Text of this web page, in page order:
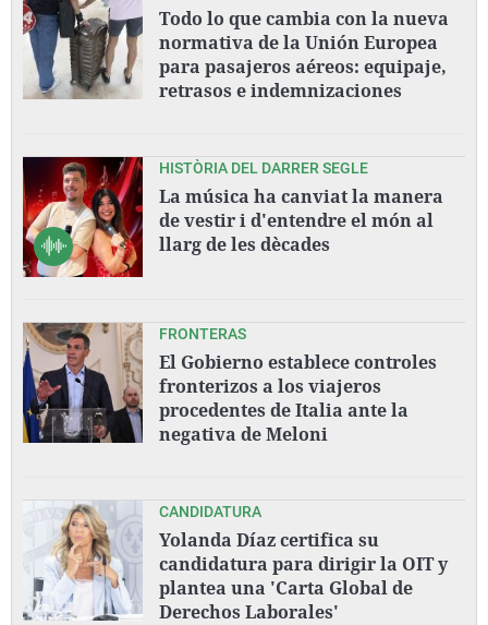
Todo lo que cambia con la nueva
normativa de la Unión Europea
para pasajeros aéreos: equipaje,
retrasos e indemnizaciones
HISTÒRIA DEL DARRER SEGLE
La música ha canviat la manera
de vestir i d'entendre el món al
llarg de les dècades
FRONTERAS
El Gobierno establece controles
fronterizos a los viajeros
procedentes de Italia ante la
negativa de Meloni
CANDIDATURA
Yolanda Díaz certifica su
candidatura para dirigir la OIT y
plantea una 'Carta Global de
Derechos Laborales'